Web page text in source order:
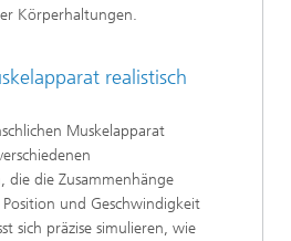
Körperhaltungen.
realistisch
Muskelapparat
die die Zusammenhänge
und Geschwindigkeit
sich präzise simulieren, wie